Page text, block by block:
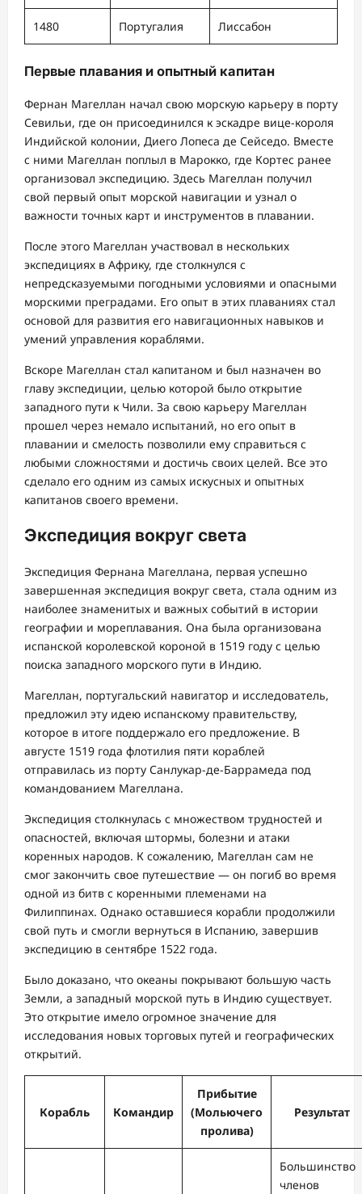
1480 Португалия Лиссабон
Первые плавания и опытный капитан
Фернан Магеллан начал свою морскую карьеру в порту
Севильи, где он присоединился к эскадре вице-короля
Индийской колонии, Диего Лопеса де Сейседо. Вместе
с ними Магеллан поплыл в Марокко, где Кортес ранее
организовал экспедицию. Здесь Магеллан получил
свой первый опыт морской навигации и узнал о
важности точных карт и инструментов в плавании.
После этого Магеллан участвовал в нескольких
экспедициях в Африку, где столкнулся с
непредсказуемыми погодными условиями и опасными
морскими преградами. Его опыт в этих плаваниях стал
основой для развития его навигационных навыков и
умений управления кораблями.
Вскоре Магеллан стал капитаном и был назначен во
главу экспедиции, целью которой было открытие
западного пути к Чили. За свою карьеру Магеллан
прошел через немало испытаний, но его опыт в
плавании и смелость позволили ему справиться с
любыми сложностями и достичь своих целей. Все это
сделало его одним из самых искусных и опытных
капитанов своего времени.
Экспедиция вокруг света
Экспедиция Фернана Магеллана, первая успешно
завершенная экспедиция вокруг света, стала одним из
наиболее знаменитых и важных событий в истории
географии и мореплавания. Она была организована
испанской королевской короной в 1519 году с целью
поиска западного морского пути в Индию.
Магеллан, португальский навигатор и исследователь,
предложил эту идею испанскому правительству,
которое в итоге поддержало его предложение. В
августе 1519 года флотилия пяти кораблей
отправилась из порту Санлукар-де-Баррамеда под
командованием Магеллана.
Экспедиция столкнулась с множеством трудностей и
опасностей, включая штормы, болезни и атаки
коренных народов. К сожалению, Магеллан сам не
смог закончить свое путешествие — он погиб во время
одной из битв с коренными племенами на
Филиппинах. Однако оставшиеся корабли продолжили
свой путь и смогли вернуться в Испанию, завершив
экспедицию в сентябре 1522 года.
Было доказано, что океаны покрывают большую часть
Земли, а западный морской путь в Индию существует.
Это открытие имело огромное значение для
исследования новых торговых путей и географических
открытий.
Корабль Командир
Прибытие
(Мольючего
пролива)
Результат
Большинство
членов